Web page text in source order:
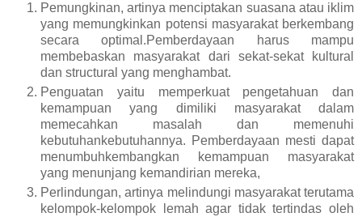
Pemungkinan, artinya menciptakan suasana atau iklim
yang memungkinkan potensi masyarakat berkembang
secara optimal.Pemberdayaan harus mampu
membebaskan masyarakat dari sekat-sekat kultural
dan structural yang menghambat.
Penguatan yaitu memperkuat pengetahuan dan
kemampuan yang dimiliki masyarakat dalam
memecahkan masalah dan memenuhi
kebutuhankebutuhannya. Pemberdayaan mesti dapat
menumbuhkembangkan kemampuan masyarakat
yang menunjang kemandirian mereka,
Perlindungan, artinya melindungi masyarakat terutama
kelompok-kelompok lemah agar tidak tertindas oleh